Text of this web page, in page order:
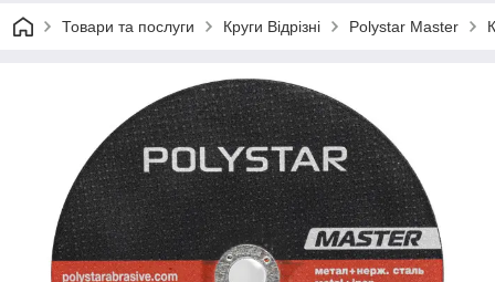
Товари та послуги Круги Відрізні Polystar Master